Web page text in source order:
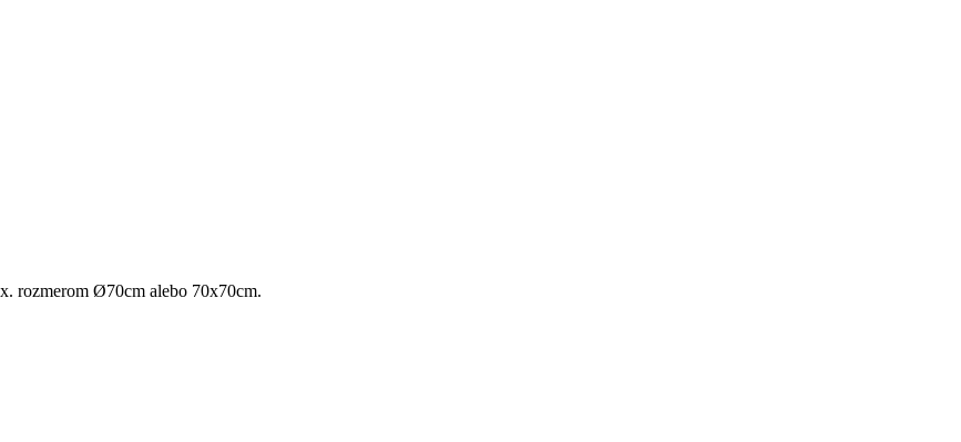
rozmerom Ø70cm alebo 70x70cm.